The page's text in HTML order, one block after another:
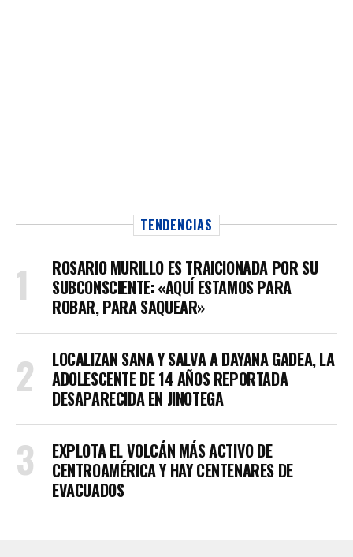
TENDENCIAS
ROSARIO MURILLO ES TRAICIONADA POR SU
SUBCONSCIENTE: «AQUÍ ESTAMOS PARA
ROBAR, PARA SAQUEAR»
LOCALIZAN SANA Y SALVA A DAYANA GADEA, LA
ADOLESCENTE DE 14 AÑOS REPORTADA
DESAPARECIDA EN JINOTEGA
EXPLOTA EL VOLCÁN MÁS ACTIVO DE
CENTROAMÉRICA Y HAY CENTENARES DE
EVACUADOS